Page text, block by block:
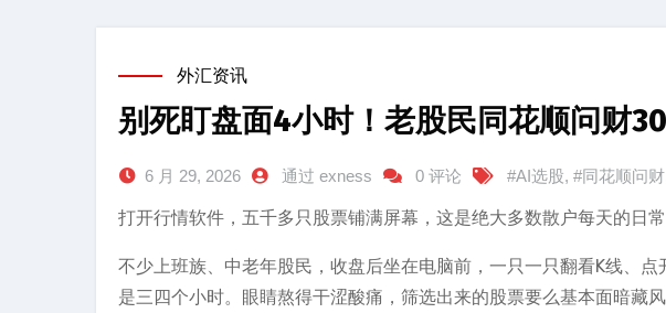
外汇资讯
别死盯盘面4小时！老股民同花顺问财
6 月 29, 2026 通过 exness 0 评论 #AI选股, #同花顺问财
打开行情软件，五千多只股票铺满屏幕，这是绝大多数散户每天的日常
不少上班族、中老年股民，收盘后坐在电脑前，一只一只翻看K线、
是三四个小时。眼睛熬得干涩酸痛，筛选出来的股票要么基本面暗藏